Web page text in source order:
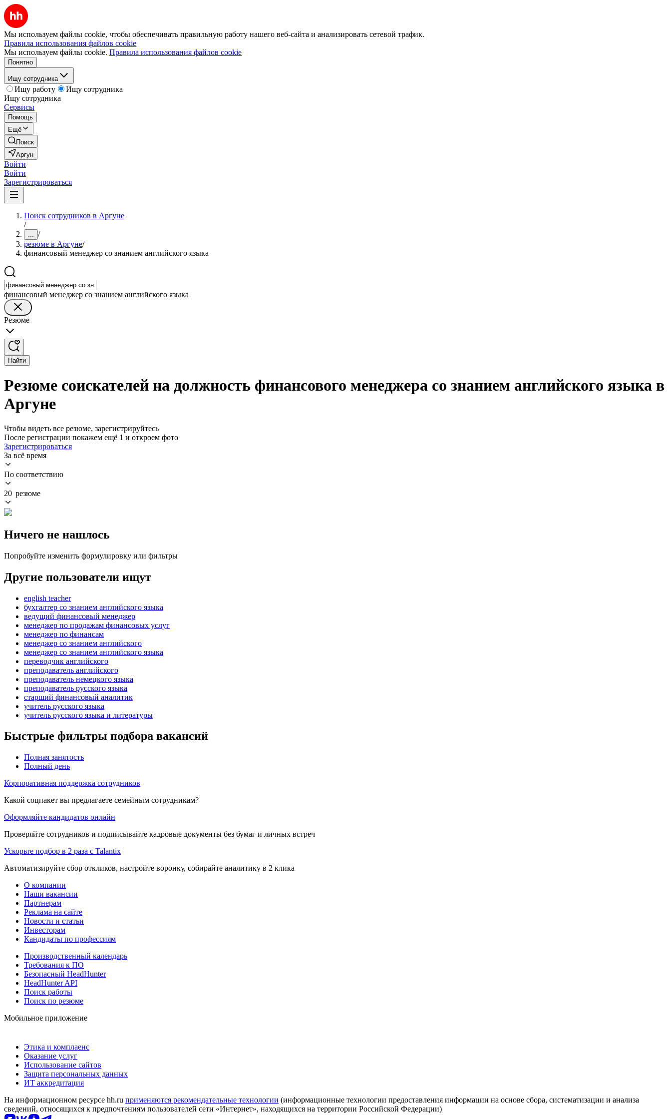
Мы используем файлы cookie, чтобы обеспечивать правильную работу нашего веб-сайта и анализировать сетевой трафик.
Правила использования файлов cookie
Мы используем файлы cookie. Правила использования файлов cookie
Понятно
Ищу сотрудника
Ищу работу
Ищу сотрудника
Ищу сотрудника
Сервисы
Помощь
Ещё
Поиск
Аргун
Войти
Войти
Зарегистрироваться
Поиск сотрудников в Аргуне
/
... /
резюме в Аргуне/
финансовый менеджер со знанием английского языка
финансовый менеджер со знанием английского языка
Резюме
Найти
Резюме соискателей на должность финансового менеджера со знанием английского языка в
Аргуне
Чтобы видеть все резюме, зарегистрируйтесь
После регистрации покажем ещё 1 и откроем фото
Зарегистрироваться
За всё время
По соответствию
20 резюме
Ничего не нашлось
Попробуйте изменить формулировку или фильтры
Другие пользователи ищут
english teacher
бухгалтер со знанием английского языка
ведущий финансовый менеджер
менеджер по продажам финансовых услуг
менеджер по финансам
менеджер со знанием английского
менеджер со знанием английского языка
переводчик английского
преподаватель английского
преподаватель немецкого языка
преподаватель русского языка
старший финансовый аналитик
учитель русского языка
учитель русского языка и литературы
Быстрые фильтры подбора вакансий
Полная занятость
Полный день
Корпоративная поддержка сотрудников
Какой соцпакет вы предлагаете семейным сотрудникам?
Оформляйте кандидатов онлайн
Проверяйте сотрудников и подписывайте кадровые документы без бумаг и личных встреч
Ускорьте подбор в 2 раза с Talantix
Автоматизируйте сбор откликов, настройте воронку, собирайте аналитику в 2 клика
О компании
Наши вакансии
Партнерам
Реклама на сайте
Новости и статьи
Инвесторам
Кандидаты по профессиям
Производственный календарь
Требования к ПО
Безопасный HeadHunter
HeadHunter API
Поиск работы
Поиск по резюме
Мобильное приложение
Этика и комплаенс
Оказание услуг
Использование сайтов
Защита персональных данных
ИТ аккредитация
На информационном ресурсе hh.ru применяются рекомендательные технологии (информационные технологии предоставления информации на основе сбора, систематизации и анализа
сведений, относящихся к предпочтениям пользователей сети «Интернет», находящихся на территории Российской Федерации)